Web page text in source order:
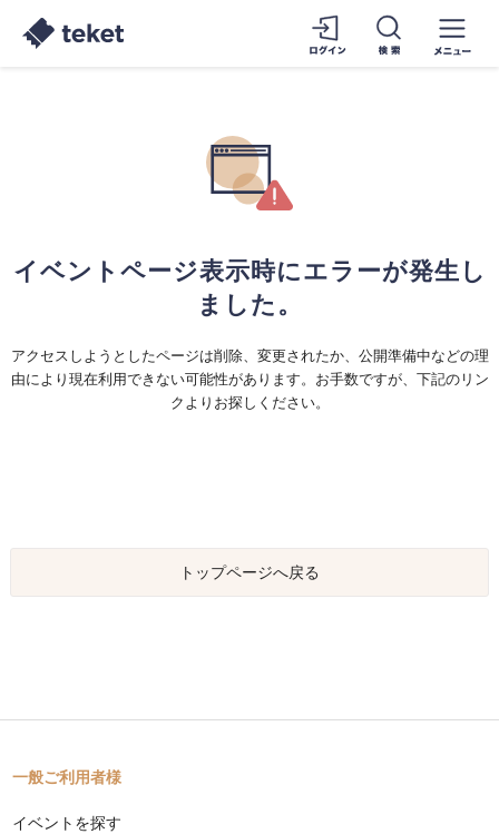
イベントページ表示時にエラーが発生し
ました。
アクセスしようとしたページは削除、変更されたか、公開準備中などの理
由により現在利用できない可能性があります。お手数ですが、下記のリン
クよりお探しください。
トップページへ戻る
一般ご利用者様
イベントを探す